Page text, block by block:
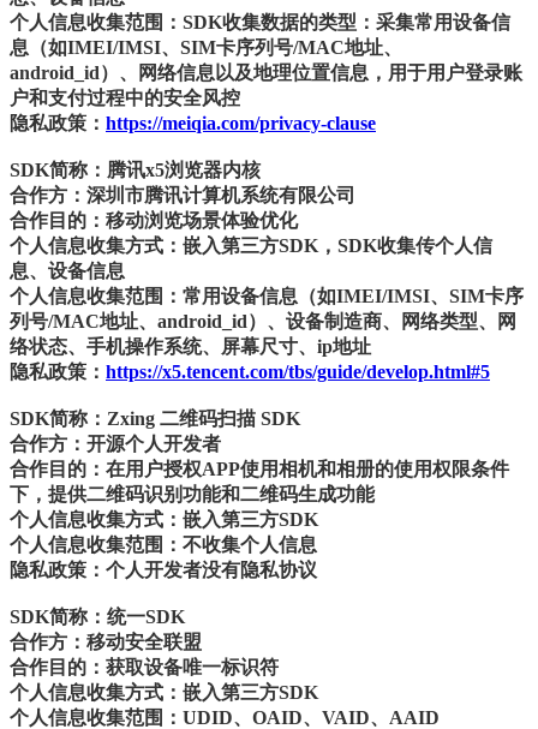
个人信息收集范围：SDK收集数据的类型：采集常用设备信
息（如IMEI/IMSI、SIM卡序列号/MAC地址、
android_id）、网络信息以及地理位置信息，用于用户登录账
户和支付过程中的安全风控
隐私政策： https://meiqia.com/privacy-clause
SDK简称：腾讯x5浏览器内核
合作方：深圳市腾讯计算机系统有限公司
合作目的：移动浏览场景体验优化
个人信息收集方式：嵌入第三方SDK，SDK收集传个人信
息、设备信息
个人信息收集范围：常用设备信息（如IMEI/IMSI、SIM卡序
列号/MAC地址、android_id）、设备制造商、网络类型、网
络状态、手机操作系统、屏幕尺寸、ip地址
隐私政策： https://x5.tencent.com/tbs/guide/develop.html#5
SDK简称：Zxing 二维码扫描 SDK
合作方：开源个人开发者
合作目的：在用户授权APP使用相机和相册的使用权限条件
下，提供二维码识别功能和二维码生成功能
个人信息收集方式：嵌入第三方SDK
个人信息收集范围：不收集个人信息
隐私政策：个人开发者没有隐私协议
SDK简称：统一SDK
合作方：移动安全联盟
合作目的：获取设备唯一标识符
个人信息收集方式：嵌入第三方SDK
个人信息收集范围：UDID、OAID、VAID、AAID